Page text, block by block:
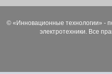
© «Инновационные технологии» -
электротехники. Все